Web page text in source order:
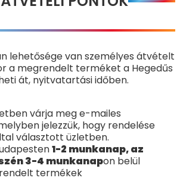
lehetősége van személyes átvételt
a megrendelt terméket a Hegedűs
át, nyitvatartási időben.
várja meg e-mailes
jelezzük, hogy rendelése
választott üzletben.
1-2 munkanap, az
3-4 munkanapon belül
termékek